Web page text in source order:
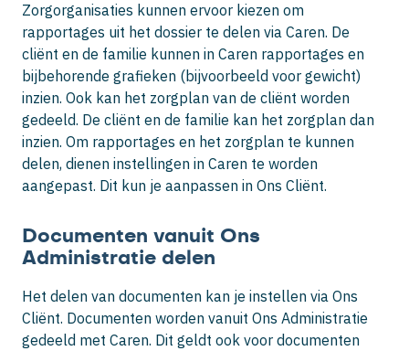
Zorgorganisaties kunnen ervoor kiezen om
rapportages uit het dossier te delen via Caren. De
cliënt en de familie kunnen in Caren rapportages en
bijbehorende grafieken (bijvoorbeeld voor gewicht)
inzien. Ook kan het zorgplan van de cliënt worden
gedeeld. De cliënt en de familie kan het zorgplan dan
inzien. Om rapportages en het zorgplan te kunnen
delen, dienen instellingen in Caren te worden
aangepast. Dit kun je aanpassen in Ons Cliënt.
Documenten vanuit Ons
Administratie delen
Het delen van documenten kan je instellen via Ons
Cliënt. Documenten worden vanuit Ons Administratie
gedeeld met Caren. Dit geldt ook voor documenten